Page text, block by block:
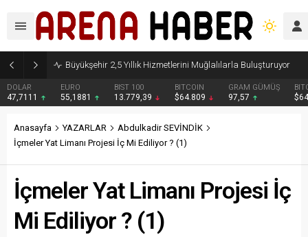
Büyükşehir 2,5 Yıllık Hizmetlerini Muğlalılarla Buluşturuyor
DOLAR
47,7111
EURO
55,1881
BIST 100
13.779,39
BITCOIN
$64.809
GRAM GÜMÜŞ
97,57
Anasayfa YAZARLAR
Abdulkadir SEVİNDİK
İçmeler Yat Limanı Projesi İç Mi Ediliyor ? (1)
İçmeler Yat Limanı Projesi İç
Mi Ediliyor ? (1)